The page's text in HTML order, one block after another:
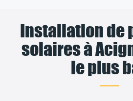
Installation de
solaires à
le plus